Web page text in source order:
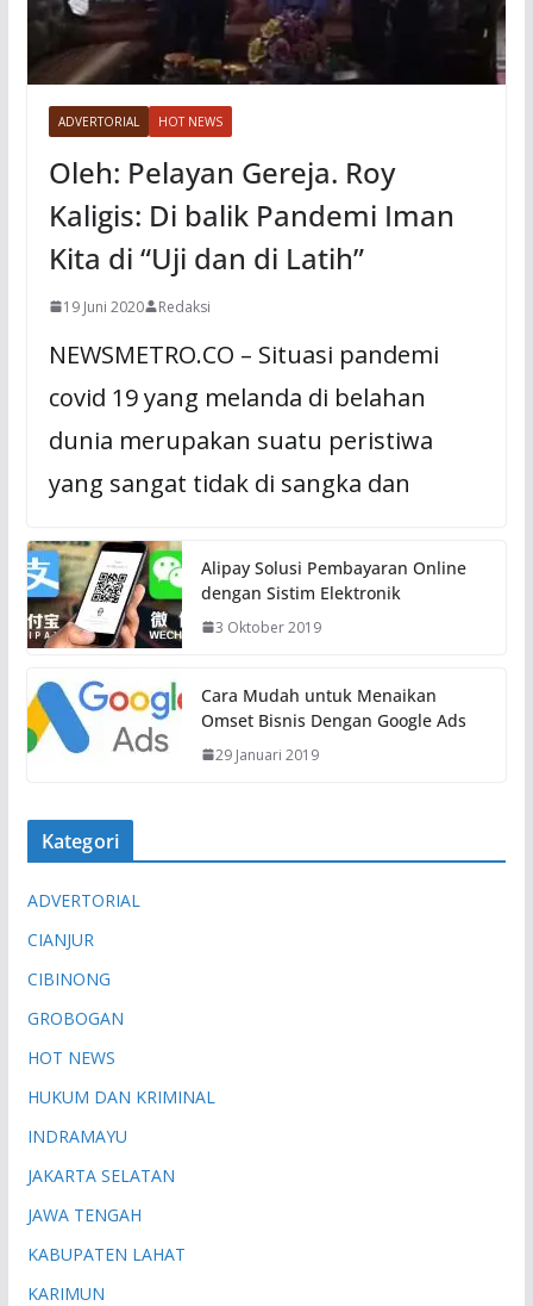
ADVERTORIAL HOT NEWS
Oleh: Pelayan Gereja. Roy
Kaligis: Di balik Pandemi Iman
Kita di “Uji dan di Latih”
19 Juni 2020 Redaksi
NEWSMETRO.CO – Situasi pandemi
covid 19 yang melanda di belahan
dunia merupakan suatu peristiwa
yang sangat tidak di sangka dan
Alipay Solusi Pembayaran Online
dengan Sistim Elektronik
3 Oktober 2019
Cara Mudah untuk Menaikan
Omset Bisnis Dengan Google Ads
29 Januari 2019
Kategori
ADVERTORIAL
CIANJUR
CIBINONG
GROBOGAN
HOT NEWS
HUKUM DAN KRIMINAL
INDRAMAYU
JAKARTA SELATAN
JAWA TENGAH
KABUPATEN LAHAT
KARIMUN